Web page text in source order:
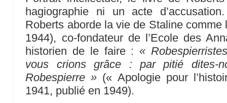
hagiographie ni un acte
Roberts aborde la vie de Staline
1944), co-fondateur de l’Ecole des
historien de le faire : «
vous crions grâce : par pitié dites-
Robespierre » (« Apologie pour
1941, publié en 1949).